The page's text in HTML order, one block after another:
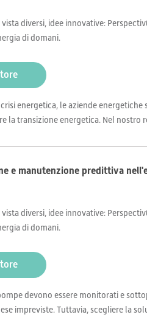
diversi, idee innovative:
di domani.
energetica, le aziende
la transizione energetica. Nel
e manutenzione predittiva
diversi, idee innovative:
di domani.
devono essere monitorati e
impreviste. Tuttavia, scegliere la